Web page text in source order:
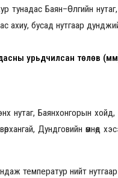
Баян–Өлгийн нутаг,
бусад нутгаар
урьдчилсан төлөв
нутаг, Баянхонгорын
Дундговийн өмнөд
температур нийт